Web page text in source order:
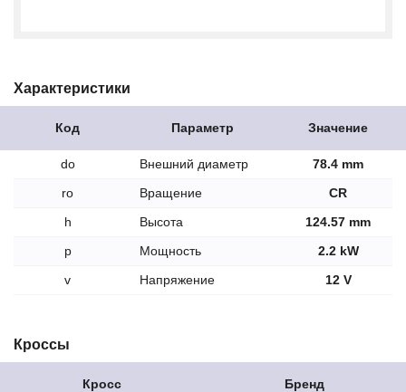
Характеристики
Код Параметр Значение
do Внешний диаметр
78.4 mm
ro
Вращение
CR
h
Высота
124.57 mm
p
Мощность
2.2 kW
v
Напряжение 12 V
Кроссы
Кросс Бренд